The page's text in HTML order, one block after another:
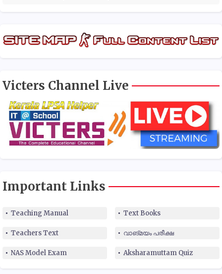
Victers Channel Live
Important Links
Teaching Manual Text Books
Teachers Text വാങ്മയം പരീക്ഷ
NAS Model Exam Aksharamuttam Quiz